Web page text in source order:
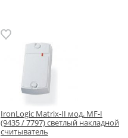
IronLogic Matrix-II мод. MF-I
(9435 / 7797) светлый накладной
считыватель